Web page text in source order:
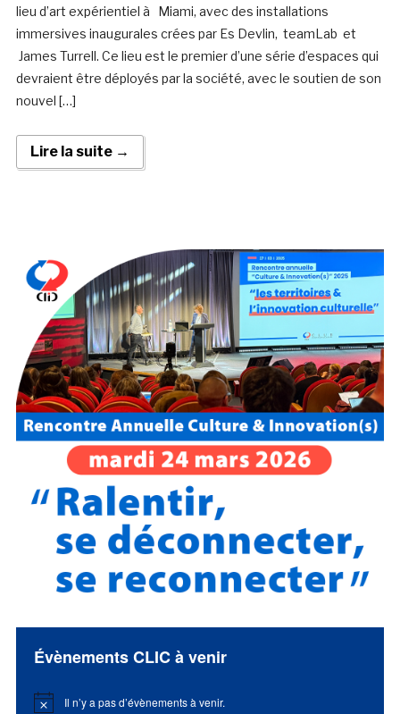
lieu d’art expérientiel à Miami, avec des installations
immersives inaugurales crées par Es Devlin, teamLab et
James Turrell. Ce lieu est le premier d’une série d’espaces qui
devraient être déployés par la société, avec le soutien de son
nouvel […]
Lire la suite →
Évènements CLIC à venir
Notice Il n’y a pas d’évènements à venir.